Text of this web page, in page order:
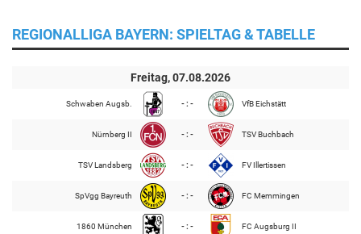
REGIONALLIGA BAYERN: SPIELTAG & TABELLE
Freitag, 07.08.2026
Schwaben Augsb. - : - VfB Eichstätt
Nürnberg II - : - TSV Buchbach
TSV Landsberg - : - FV Illertissen
SpVgg Bayreuth - : - FC Memmingen
1860 München - : - FC Augsburg II